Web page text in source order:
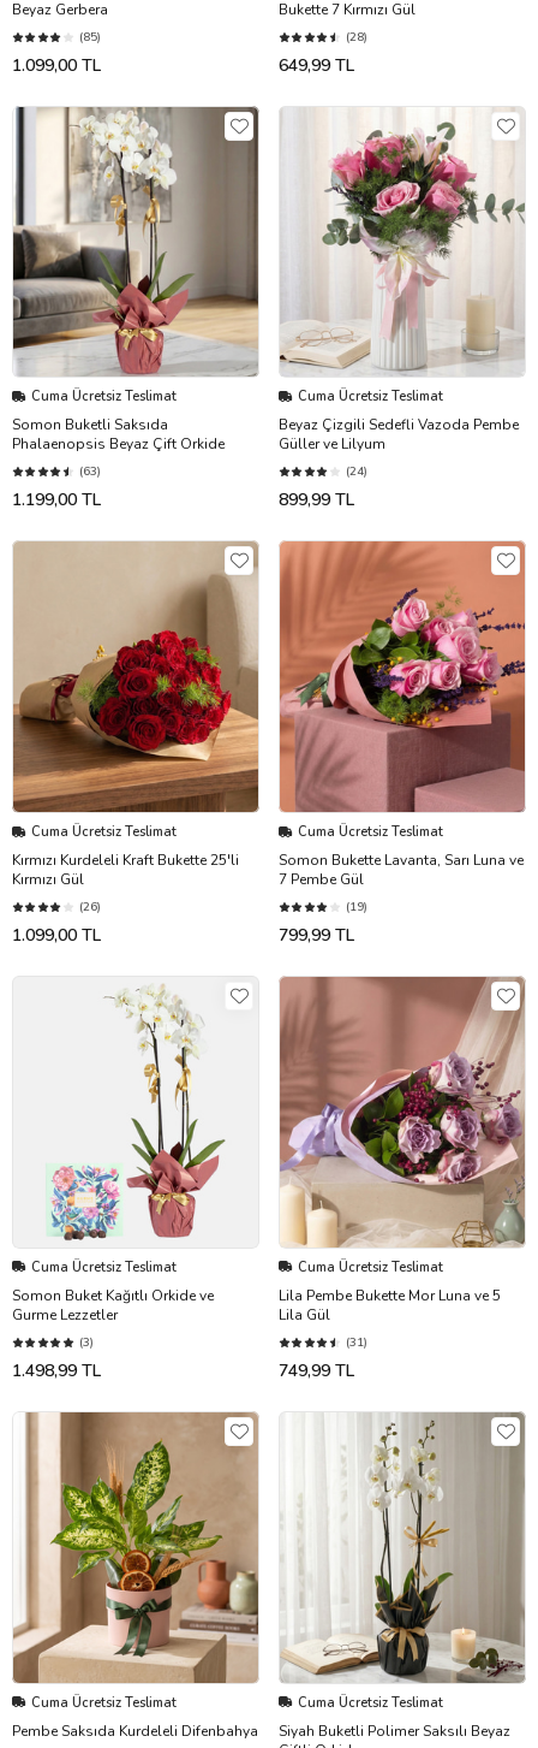
Beyaz Gerbera
(85)
1.099,00 TL
Bukette 7 Kırmızı Gül
(28)
649,99 TL
Cuma Ücretsiz Teslimat
Somon Buketli Saksıda
Phalaenopsis Beyaz Çift Orkide
(63)
1.199,00 TL
Cuma Ücretsiz Teslimat
Beyaz Çizgili Sedefli Vazoda Pembe
Güller ve Lilyum
(24)
899,99 TL
Cuma Ücretsiz Teslimat
Kırmızı Kurdeleli Kraft Bukette 25'li
Kırmızı Gül
(26)
1.099,00 TL
Cuma Ücretsiz Teslimat
Somon Bukette Lavanta, Sarı Luna ve
7 Pembe Gül
(19)
799,99 TL
Cuma Ücretsiz Teslimat
Somon Buket Kağıtlı Orkide ve
Gurme Lezzetler
(3)
1.498,99 TL
Cuma Ücretsiz Teslimat
Lila Pembe Bukette Mor Luna ve 5
Lila Gül
(31)
749,99 TL
Cuma Ücretsiz Teslimat
Pembe Saksıda Kurdeleli Difenbahya
Cuma Ücretsiz Teslimat
Siyah Buketli Polimer Saksılı Beyaz